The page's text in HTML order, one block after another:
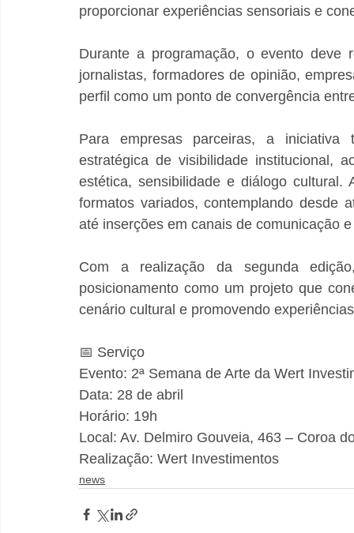
proporcionar experiências sensoriais e
Durante a programação, o evento deve
jornalistas, formadores de opinião,
perfil como um ponto de convergência
Para empresas parceiras, a iniciativa
estratégica de visibilidade institucional,
estética, sensibilidade e diálogo cultural.
formatos variados, contemplando desde
até inserções em canais de comunicação
Com a realização da segunda
posicionamento como um projeto que
cenário cultural e promovendo
📅 Serviço
Evento: 2ª Semana de Arte da Wert
Data: 28 de abril
Horário: 19h
Local: Av. Delmiro Gouveia, 463 – Coroa
Realização: Wert Investimentos
news